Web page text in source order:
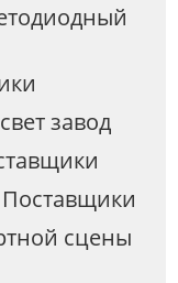
завод
сцены